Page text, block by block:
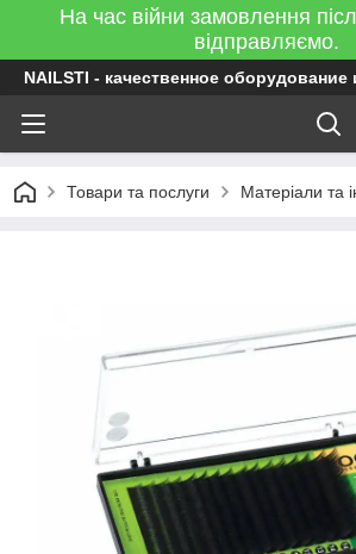
На час війни замовлення
відправляємо.
NAILSTI - качественное
Товари та послуги Матеріали та